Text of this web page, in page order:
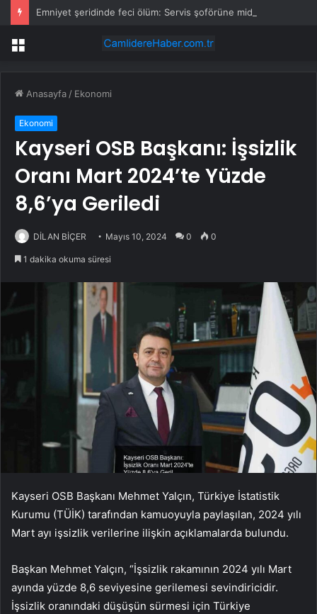
Menü
Anasayfa / Ekonomi
Ekonomi
Kayseri OSB Başkanı: İşsizlik
Oranı Mart 2024’te Yüzde
8,6’ya Geriledi
DİLAN BİÇER Mayıs 10, 2024 0 0
1 dakika okuma süresi
Kayseri OSB Başkanı Mehmet Yalçın, Türkiye İstatistik
Kurumu (TÜİK) tarafından kamuoyuyla paylaşılan, 2024 yılı
Mart ayı işsizlik verilerine ilişkin açıklamalarda bulundu.
Başkan Mehmet Yalçın, “İşsizlik rakamının 2024 yılı Mart
ayında yüzde 8,6 seviyesine gerilemesi sevindiricidir.
İşsizlik oranındaki düşüşün sürmesi için Türkiye